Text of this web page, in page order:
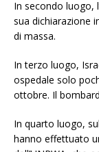
In secondo luogo,
sua dichiarazione
di massa.
In terzo luogo,
ospedale solo
ottobre. Il
In quarto luogo,
hanno effettuato